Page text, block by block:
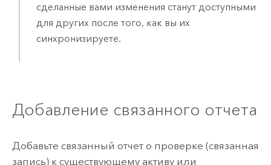
сделанные вами изменения станут доступными
для других после того, как вы их
синхронизируете.
Добавление связанного отчета
Добавьте связанный отчет о проверке (связанная
запись) к существующему активу или